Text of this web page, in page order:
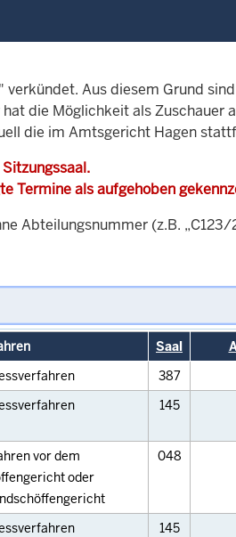
Aus diesem Grund
die Möglichkeit als Zuschauer
die im Amtsgericht Hagen
Termine als aufgehoben
Abteilungsnummer (z.B. „C123/
Saal
387
145
vor dem
oder
048
145